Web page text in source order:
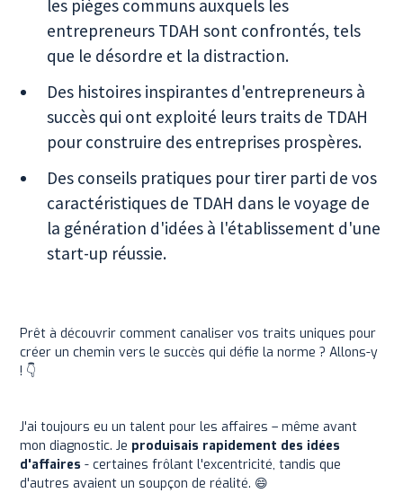
les pièges communs auxquels les
entrepreneurs TDAH sont confrontés, tels
que le désordre et la distraction.
Des histoires inspirantes d'entrepreneurs à
succès qui ont exploité leurs traits de TDAH
pour construire des entreprises prospères.
Des conseils pratiques pour tirer parti de vos
caractéristiques de TDAH dans le voyage de
la génération d'idées à l'établissement d'une
start-up réussie.
Prêt à découvrir comment canaliser vos traits uniques pour
créer un chemin vers le succès qui défie la norme ? Allons-y
! 👇
J'ai toujours eu un talent pour les affaires – même avant
mon diagnostic. Je produisais rapidement des idées
d'affaires - certaines frôlant l'excentricité, tandis que
d'autres avaient un soupçon de réalité. 😄